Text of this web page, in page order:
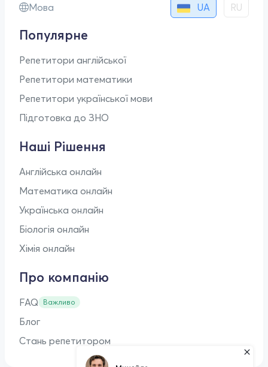
Мова
UA RU
Популярне
Репетитори англійської
Репетитори математики
Репетитори української мови
Підготовка до ЗНО
Наші Рішення
Англійська онлайн
Математика онлайн
Українська онлайн
Біологія онлайн
Хімія онлайн
Про компанію
FAQ Важливо
Блог
Стань репетитором